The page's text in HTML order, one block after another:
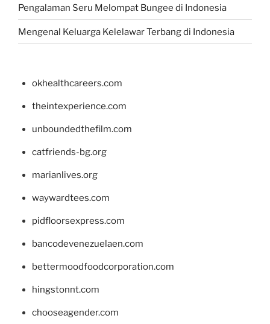
Pengalaman Seru Melompat Bungee di Indonesia
Mengenal Keluarga Kelelawar Terbang di Indonesia
okhealthcareers.com
theintexperience.com
unboundedthefilm.com
catfriends-bg.org
marianlives.org
waywardtees.com
pidfloorsexpress.com
bancodevenezuelaen.com
bettermoodfoodcorporation.com
hingstonnt.com
chooseagender.com